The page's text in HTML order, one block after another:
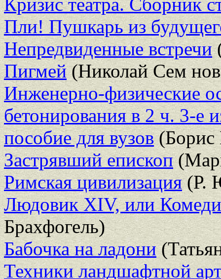
Пли! Пушкарь из
Непредвиденные встречи
Пигмей(Николай Сем
Инженерно-физические
бетонирования в 2 ч. 3-е
пособие для вузов(Борис
Застрявший епископ
Римская цивилизация(Р.
Людовик XIV, или
Брахфогель)
Бабочка на ладони
Техники ландшафтной